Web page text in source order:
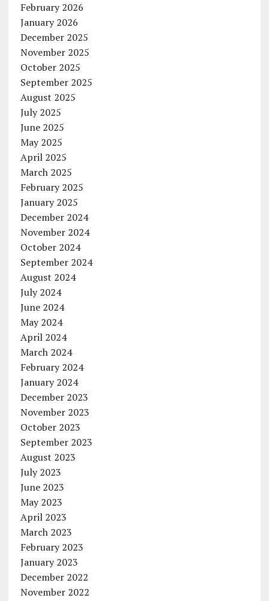
February 2026
January 2026
December 2025
November 2025
October 2025
September 2025
August 2025
July 2025
June 2025
May 2025
April 2025
March 2025
February 2025
January 2025
December 2024
November 2024
October 2024
September 2024
August 2024
July 2024
June 2024
May 2024
April 2024
March 2024
February 2024
January 2024
December 2023
November 2023
October 2023
September 2023
August 2023
July 2023
June 2023
May 2023
April 2023
March 2023
February 2023
January 2023
December 2022
November 2022